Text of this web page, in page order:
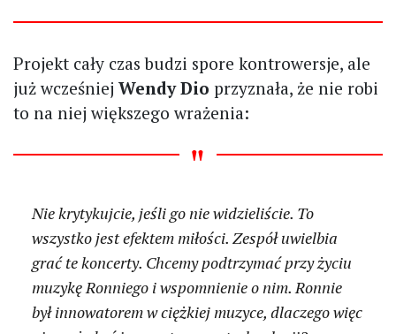
Projekt cały czas budzi spore kontrowersje, ale
już wcześniej Wendy Dio przyznała, że nie robi
to na niej większego wrażenia:
Nie krytykujcie, jeśli go nie widzieliście. To
wszystko jest efektem miłości. Zespół uwielbia
grać te koncerty. Chcemy podtrzymać przy życiu
muzykę Ronniego i wspomnienie o nim. Ronnie
był innowatorem w ciężkiej muzyce, dlaczego więc